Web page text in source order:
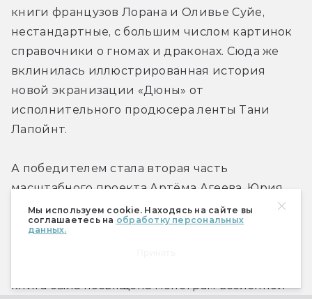
Мы используем cookie. Находясь на сайте вы
соглашаетесь на обработку персональных
данных.
книги французов Лорана и Оливье Суйе,
нестандартные, с большим числом картинок
справочники о гномах и драконах. Сюда же
вклинилась иллюстрированная история
новой экранизации «Дюны» от
исполнительного продюсера ленты Тани
Лапойнт.
А победителем стала вторая часть
масштабного проекта Артёма Агеева, Юрия
Купцова, Алексея Лотермана и М. С.
Парфёнова «Миры Говарда Филлипса
книга была посвящена монстрам вселенной